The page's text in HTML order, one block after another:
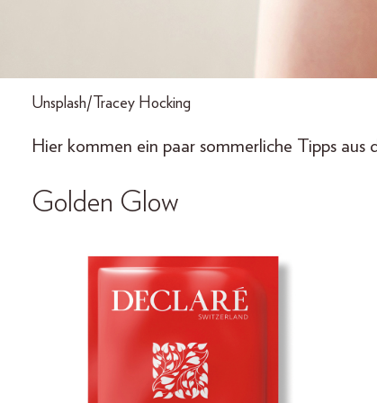
Unsplash/Tracey Hocking
Hier kommen ein paar sommerliche Tipps
Golden Glow